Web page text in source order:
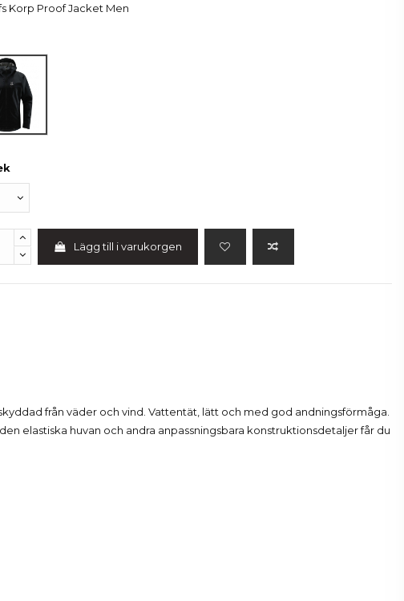
Korp Proof Jacket Men
True Black
Lägg till i varukorgen
från väder och vind. Vattentät, lätt och med god andningsförmåga.
elastiska huvan och andra anpassningsbara konstruktionsdetaljer får du